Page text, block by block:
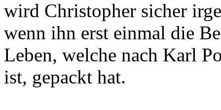
wird Christopher sicher
wenn ihn erst einmal die
Leben, welche nach Karl
ist, gepackt hat.